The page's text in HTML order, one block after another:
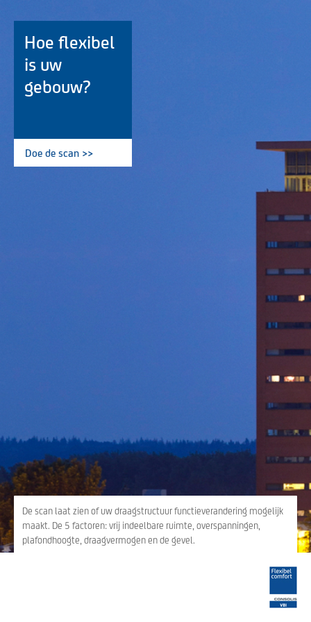
Hoe flexibel
is uw
gebouw?
Doe de scan >>
De scan laat zien of uw draagstructuur functieverandering mogelijk
maakt. De 5 factoren: vrij indeelbare ruimte, overspanningen,
plafondhoogte, draagvermogen en de gevel.